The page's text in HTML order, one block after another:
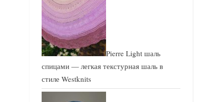
Pierre Light шаль
спицами — легкая текстурная шаль в
стиле Westknits